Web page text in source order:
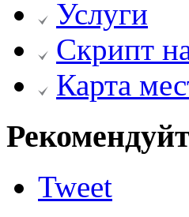
Услуги
Скрипт
Карта
Tweet